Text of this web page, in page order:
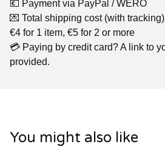
💶 Payment via PayPal / WERO
💌 Total shipping cost (with
€4 for 1 item, €5 for 2 or more
💳 Paying by credit card? A link to
provided.
You might also like